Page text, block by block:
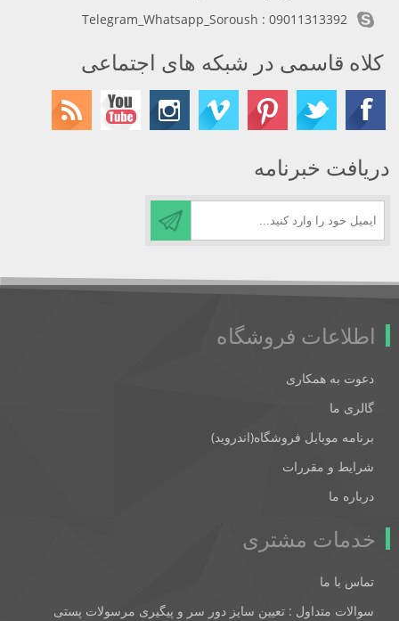
Telegram_Whatsapp_Soroush : 09011313392
کلاه قاسمی در شبکه های اجتماعی
دریافت خبرنامه
اطلاعات فروشگاه
دعوت به همکاری
گالری ما
برنامه موبایل فروشگاه(اندروید)
شرایط و مقررات
درباره ما
خدمات مشتری
تماس با ما
سوالات متداول : تعیین سایز دور سر و پیگیری مرسولات پستی